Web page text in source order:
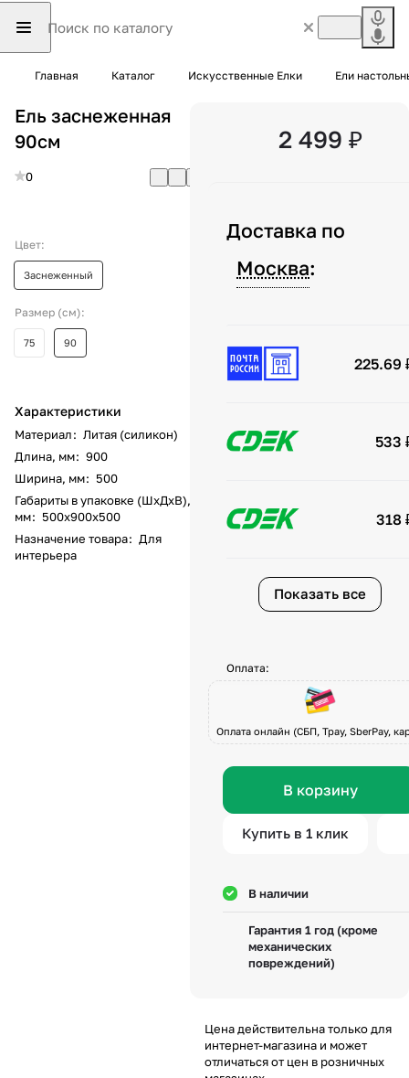
Главная Каталог Искусственные Елки Ели
Ель заснеженная
90см
0
Цвет:
Заснеженный
Размер (см):
75 90
Характеристики
Материал: Литая (силикон)
Длина, мм: 900
Ширина, мм: 500
Габариты в упаковке (ШхДхВ),
мм: 500х900х500
Назначение товара: Для
интерьера
2 499 ₽
Доставка по
Москва:
225.69
533
318
Показать все
Оплата:
Оплата онлайн (СБП, Tpay, SberPay,
В корзину
Купить в 1 клик
В наличии
Гарантия 1 год (кроме
механических
повреждений)
Цена действительна только для
интернет-магазина и может
отличаться от цен в розничных